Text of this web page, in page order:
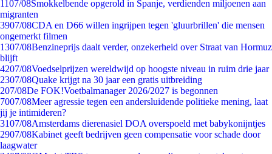
1107/08Smokkelbende opgerold in Spanje, verdienden miljoenen aan
migranten
3907/08CDA en D66 willen ingrijpen tegen 'gluurbrillen' die mensen
ongemerkt filmen
1307/08Benzineprijs daalt verder, onzekerheid over Straat van Hormuz
blijft
4207/08Voedselprijzen wereldwijd op hoogste niveau in ruim drie jaar
2307/08Quake krijgt na 30 jaar een gratis uitbreiding
207/08De FOK!Voetbalmanager 2026/2027 is begonnen
7007/08Meer agressie tegen een andersluidende politieke mening, laat
jij je intimideren?
3107/08Amsterdams dierenasiel DOA overspoeld met babykonijntjes
2907/08Kabinet geeft bedrijven geen compensatie voor schade door
laagwater